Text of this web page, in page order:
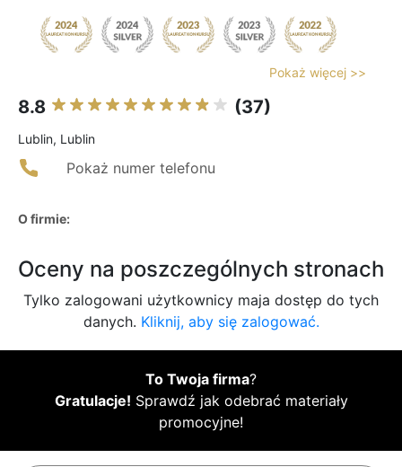
Pokaż więcej >>
8.8 (37)
Lublin, Lublin
Pokaż numer telefonu
O firmie:
Oceny na poszczególnych stronach
Tylko zalogowani użytkownicy maja dostęp do tych
danych. Kliknij, aby się zalogować.
To Twoja firma?
Gratulacje! Sprawdź jak odebrać materiały
promocyjne!